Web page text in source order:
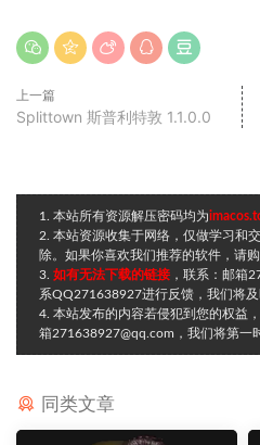
上一篇
Splittown 斯普利特敦 1.1.0.0
1. 本站所有资源解压密码均为
2. 本站资源收集于网络，仅做学习和
除。如果你喜欢我们推荐的软件，请购
3. 如有无法下载的链接 ，联系：邮箱
系QQ271638927进行反馈，我们将及
4. 本站发布的内容若侵犯到您的权益
箱271638927@qq.com，我们将第一
同类文章